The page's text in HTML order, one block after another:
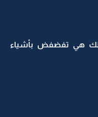
لك هي تفضفض بأشياء